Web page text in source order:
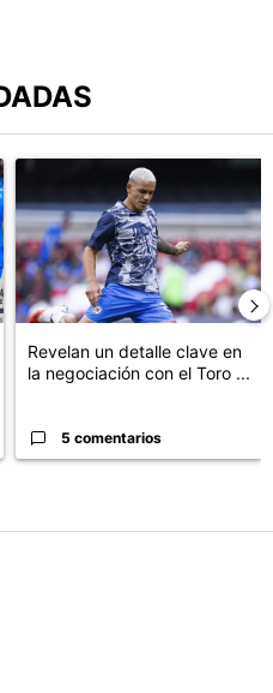
"Cruz Azul 2-3 Atlante:
Un artículo de tendencia con
Revelan un detalle clave en
la negociación con el Toro ...
5 comentarios